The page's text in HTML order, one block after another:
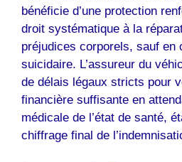
bénéficie d’une protection
droit systématique à la
préjudices corporels, sauf en
suicidaire. L’assureur du
de délais légaux stricts pour
financière suffisante en
médicale de l’état de santé,
chiffrage final de